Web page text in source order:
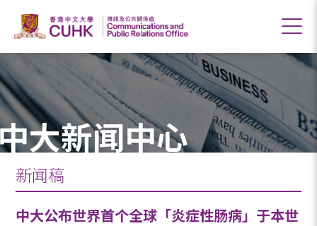
大新闻中心
新闻稿
中大公布世界首个全球「炎症性肠病」于本世